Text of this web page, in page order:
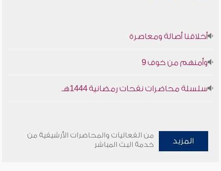
أخلاقنا أصالة ومعاصرة
وأمنهم من خوف 9
سلسلة محاضرات نفحات رمضانية 1444هـ
المزيد
من الفعاليات والمحاضرات الأرشيفية من
خدمة البث المباشر